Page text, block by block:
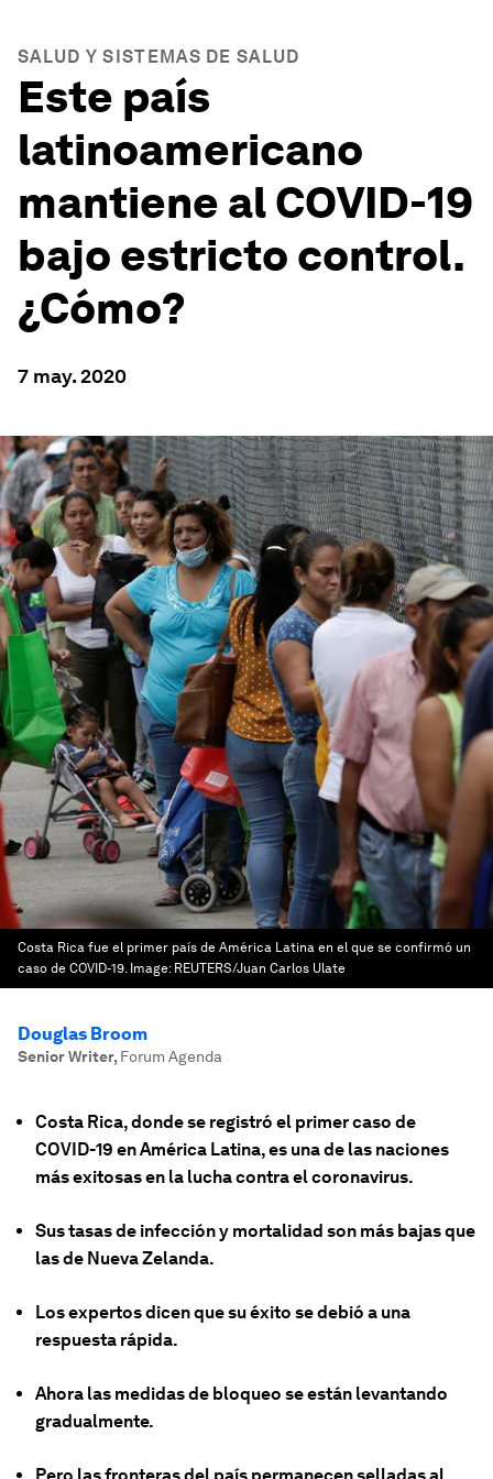
SALUD Y SISTEMAS DE SALUD
Este país
latinoamericano
mantiene al COVID-19
bajo estricto control.
¿Cómo?
7 may. 2020
Costa Rica fue el primer país de América Latina en el que se confirmó un
caso de COVID-19. Image: REUTERS/Juan Carlos Ulate
Douglas Broom
Senior Writer, Forum Agenda
Costa Rica, donde se registró el primer caso de
COVID-19 en América Latina, es una de las naciones
más exitosas en la lucha contra el coronavirus.
Sus tasas de infección y mortalidad son más bajas que
las de Nueva Zelanda.
Los expertos dicen que su éxito se debió a una
respuesta rápida.
Ahora las medidas de bloqueo se están levantando
gradualmente.